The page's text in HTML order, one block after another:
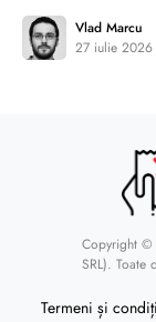
Vlad Marcu
27 iulie 2026
Copyright
SRL). Toate
Termeni și